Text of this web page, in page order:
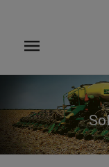
principal